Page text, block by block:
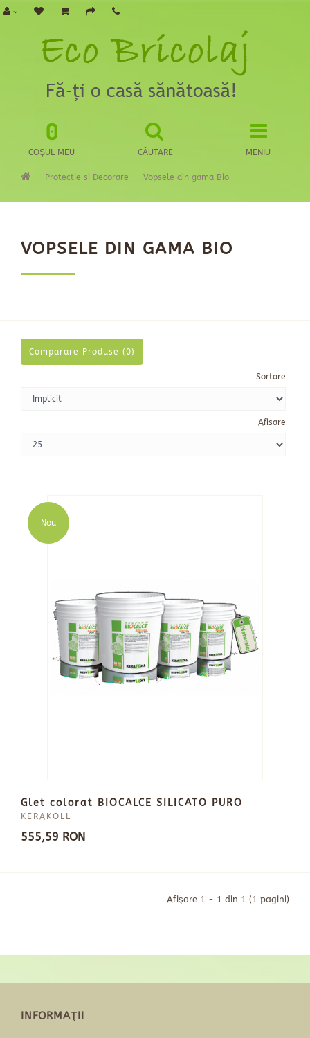
MENIU
CĂUTARE
0
COŞUL MEU
Protectie si Decorare Vopsele din gama Bio
VOPSELE DIN GAMA BIO
Comparare Produse (0)
Sortare
Afisare
Nou
Glet colorat BIOCALCE SILICATO PURO
KERAKOLL
555,59 RON
Afişare 1 - 1 din 1 (1 pagini)
INFORMAŢII